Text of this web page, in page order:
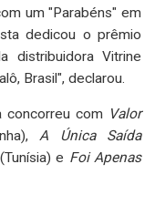
um "Parabéns" em
dedicou o prêmio
distribuidora Vitrine
Brasil", declarou.
concorreu com Valor
A Única Saída
e Foi Apenas